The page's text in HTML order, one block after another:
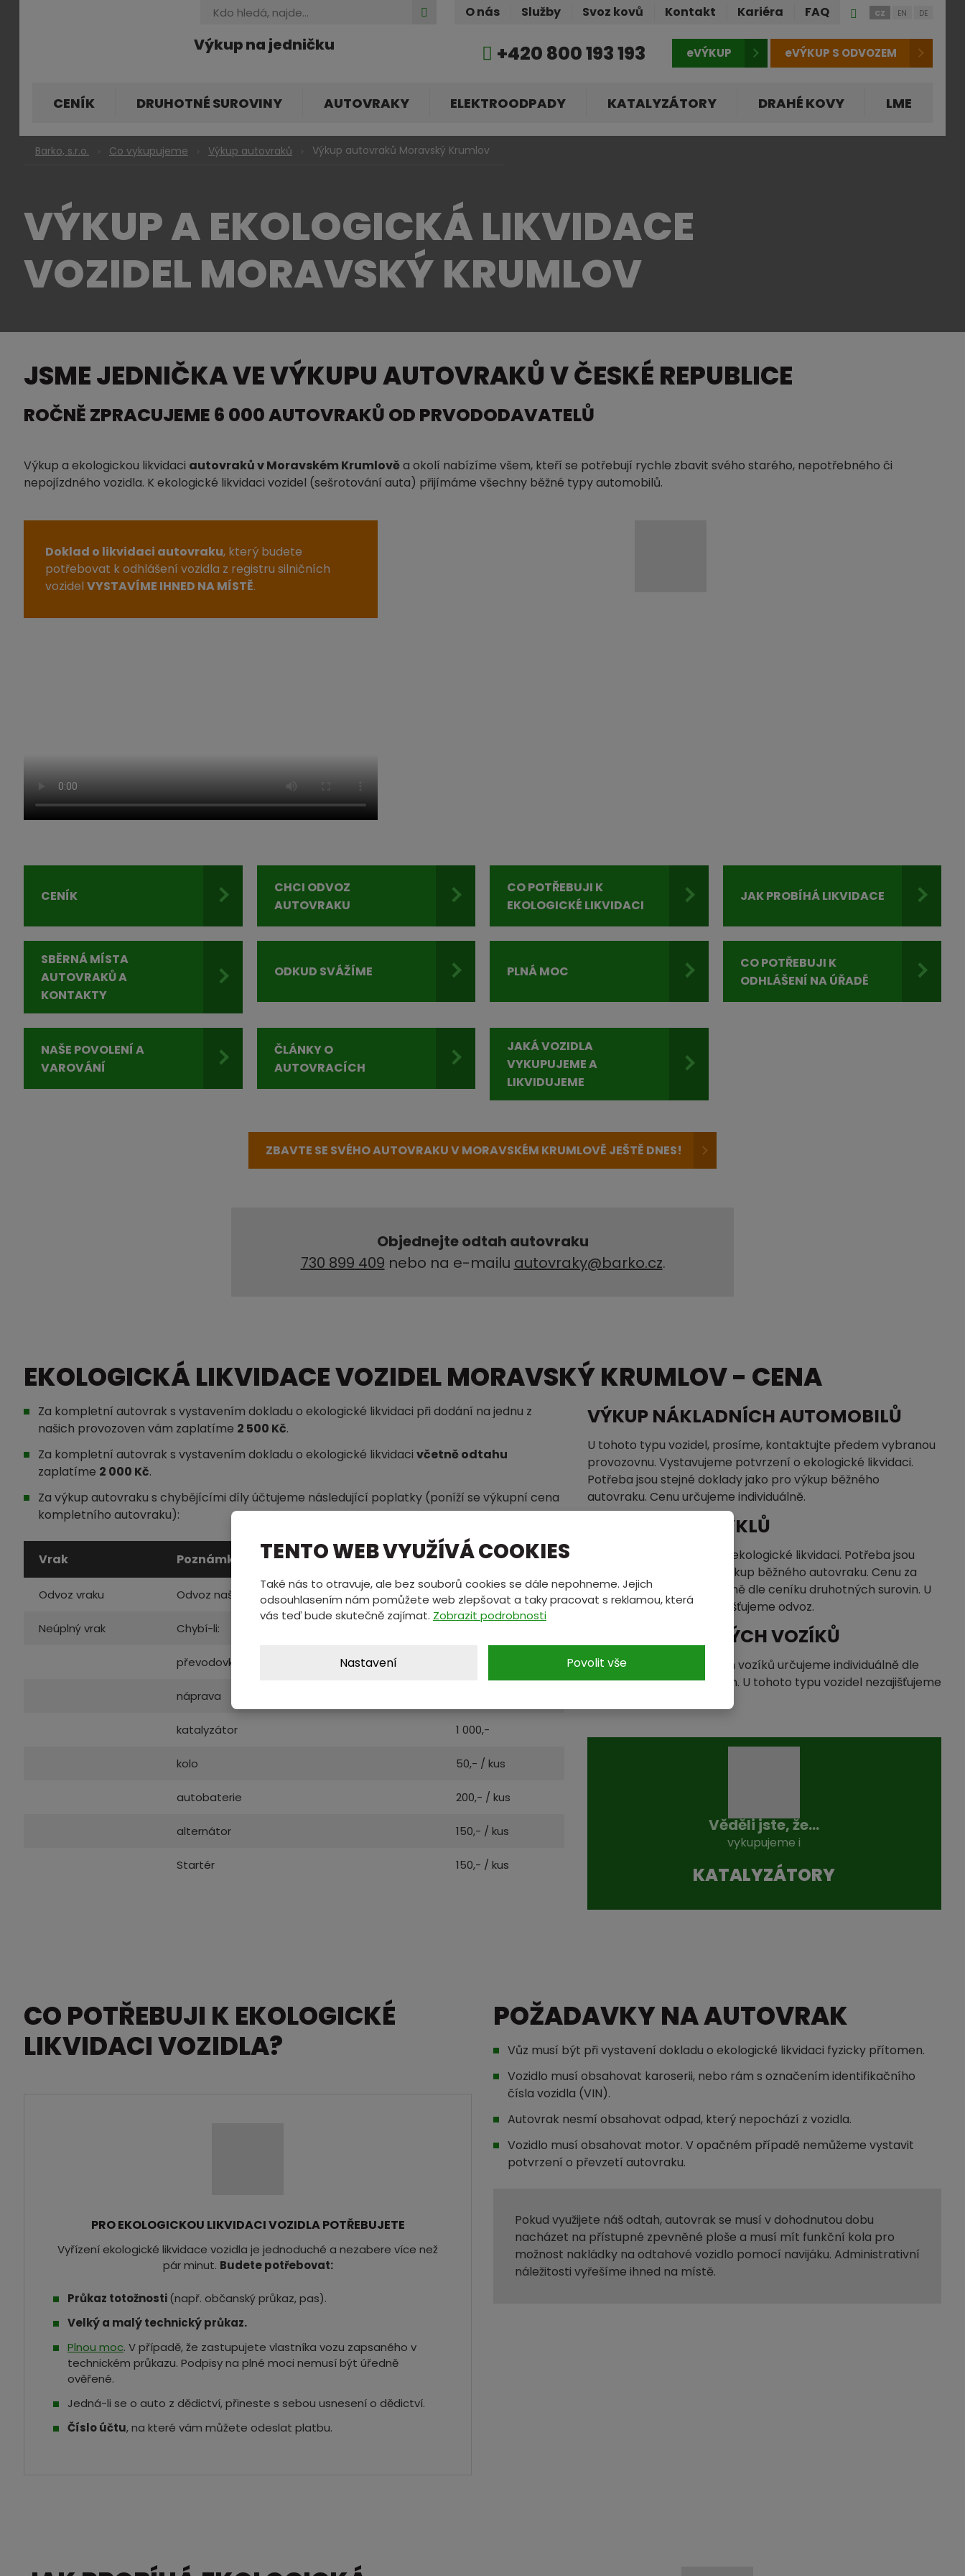
Výkup na jedničku +420 800 193 193
Vyhledávání Hledat O nás Služby Svoz kovů Kontakt Kariéra FAQ
eVÝKUP eVÝKUP S ODVOZEM
Přihlášení
klienstké
CZ EN DE
CENÍK DRUHOTNÉ SUROVINY AUTOVRAKY ELEKTROODPADY KATALYZÁTORY DRAHÉ KOVY LME
Barko, s.r.o. Co vykupujeme Výkup autovraků Výkup autovraků Moravský Krumlov
VÝKUP A EKOLOGICKÁ LIKVIDACE
VOZIDEL MORAVSKÝ KRUMLOV
JSME JEDNIČKA VE VÝKUPU AUTOVRAKŮ V ČESKÉ REPUBLICE
ROČNĚ ZPRACUJEME 6 000 AUTOVRAKŮ OD PRVODODAVATELŮ
Výkup a ekologickou likvidaci autovraků v Moravském Krumlověa okolí nabízíme všem, kteří se potřebují rychle zbavit svého starého, nepotřebného či
nepojízdného vozidla. K ekologické likvidaci vozidel (sešrotování auta) přijímáme všechny běžné typy automobilů.
Doklad o likvidaci autovraku, který budete
potřebovat k odhlášení vozidla z registru silničních
vozidel VYSTAVÍME IHNED NA MÍSTĚ.
CENÍK
CHCI ODVOZ
AUTOVRAKU
CO POTŘEBUJI K
EKOLOGICKÉ LIKVIDACI
JAK PROBÍHÁ LIKVIDACE
SBĚRNÁ MÍSTA
AUTOVRAKŮ A
KONTAKTY
ODKUD SVÁŽÍME PLNÁ MOC
CO POTŘEBUJI K
ODHLÁŠENÍ NA ÚŘADĚ
NAŠE POVOLENÍ A
VAROVÁNÍ
ČLÁNKY O
AUTOVRACÍCH
JAKÁ VOZIDLA
VYKUPUJEME A
LIKVIDUJEME
ZBAVTE SE SVÉHO AUTOVRAKU V MORAVSKÉM KRUMLOVĚ JEŠTĚ DNES!
Objednejte odtah autovraku
730 899 409 nebo na e-mailu autovraky@barko.cz.
EKOLOGICKÁ LIKVIDACE VOZIDEL MORAVSKÝ KRUMLOV - CENA
Za kompletní autovrak s vystavením dokladu o ekologické likvidaci při dodání na jednu z
našich provozoven vám zaplatíme 2 500 Kč.
Za kompletní autovrak s vystavením dokladu o ekologické likvidaci včetně odtahu
zaplatíme 2 000 Kč.
Za výkup autovraku s chybějícími díly účtujeme následující poplatky (poníží se výkupní cena
kompletního autovraku):
Vrak Poznámka Poplatky
Odvoz vraku Odvoz naší odtahovou službou 500,- / kus
Neúplný vrak Chybí-li:
převodovka
náprava
katalyzátor 1 000,-
kolo 50,- / kus
autobaterie 200,- / kus
alternátor 150,- / kus
Startér 150,- / kus
VÝKUP NÁKLADNÍCH AUTOMOBILŮ
U tohoto typu vozidel, prosíme, kontaktujte předem vybranou
provozovnu. Vystavujeme potvrzení o ekologické likvidaci.
Potřeba jsou stejné doklady jako pro výkup běžného
autovraku. Cenu určujeme individuálně.
VÝKUP MOTOCYKLŮ
Vystavujeme potvrzení o ekologické likvidaci. Potřeba jsou
stejné doklady jako pro výkup běžného autovraku. Cenu za
výkup určujeme individuálně dle ceníku druhotných surovin. U
tohoto typu vozidel nezajišťujeme odvoz.
VÝKUP PŘÍVĚSNÝCH VOZÍKŮ
Cenu za výkup přívěsných vozíků určujeme individuálně dle
ceníku druhotných surovin. U tohoto typu vozidel nezajišťujeme
Věděli jste, že...
vykupujeme i
KATALYZÁTO­RY
CO POTŘEBUJI K EKOLOGICKÉ
LIKVIDACI VOZIDLA?
PRO EKOLOGICKOU LIKVIDACI VOZIDLA POTŘEBUJETE
Vyřízení ekologické likvidace vozidla je jednoduché a nezabere více než
pár minut. Budete potřebovat:
Průkaz totožnosti(např. občanský průkaz, pas).
Velký a malý technický průkaz.
Plnou moc. V případě, že zastupujete vlastníka vozu zapsaného v
technickém průkazu. Podpisy na plné moci nemusí být úředně
ověřené.
Jedná-li se o auto z dědictví, přineste s sebou usnesení o dědictví.
Číslo účtu, na které vám můžete odeslat platbu.
POŽADAVKY NA AUTOVRAK
Vůz musí být při vystavení dokladu o ekologické likvidaci fyzicky přítomen.
Vozidlo musí obsahovat karoserii, nebo rám s označením identifikačního
čísla vozidla (VIN).
Autovrak nesmí obsahovat odpad, který nepochází z vozidla.
Vozidlo musí obsahovat motor. V opačném případě nemůžeme vystavit
potvrzení o převzetí autovraku.
Pokud využijete náš odtah, autovrak se musí v dohodnutou dobu
nacházet na přístupné zpevněné ploše a musí mít funkční kola pro
možnost nakládky na odtahové vozidlo pomocí navijáku. Administrativní
náležitosti vyřešíme ihned na místě.
TENTO WEB VYUŽÍVÁ COOKIES
Také nás to otravuje, ale bez souborů cookies se dále nepohneme. Jejich
odsouhlasením nám pomůžete web zlepšovat a taky pracovat s reklamou, která
vás teď bude skutečně zajímat. Zobrazit podrobnosti
Nastavení Povolit vše